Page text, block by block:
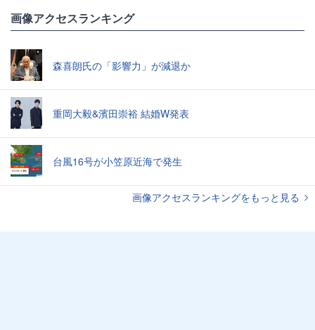
画像アクセスランキング
森喜朗氏の「影響力」が減退か
重岡大毅&濱田崇裕 結婚W発表
台風16号が小笠原近海で発生
画像アクセスランキングをもっと見る